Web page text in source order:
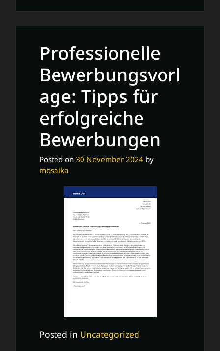
Vorlage
für
überzeugendes
Professionelle
Bewerbungsvorl
age: Tipps für
erfolgreiche
Bewerbungen
Posted on 30 November 2024 by
mosaika
Posted in Uncategorized